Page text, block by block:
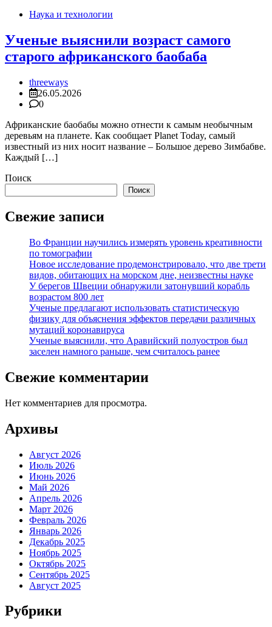
Наука и технологии
Ученые выяснили возраст самого
старого африканского баобаба
threeways
26.05.2026
0
Африканские баобабы можно отнести к самым необычным
деревьям на планете. Как сообщает Planet Today, самый
известный из них носит название – Большое дерево Зимбабве.
Каждый […]
Поиск
Поиск
Свежие записи
Во Франции научились измерять уровень креативности
по томографии
Новое исследование продемонстрировало, что две трети
видов, обитающих на морском дне, неизвестны науке
У берегов Швеции обнаружили затонувший корабль
возрастом 800 лет
Ученые предлагают использовать статистическую
физику для объяснения эффектов передачи различных
мутаций коронавируса
Ученые выяснили, что Аравийский полуостров был
заселен намного раньше, чем считалось ранее
Свежие комментарии
Нет комментариев для просмотра.
Архивы
Август 2026
Июль 2026
Июнь 2026
Май 2026
Апрель 2026
Март 2026
Февраль 2026
Январь 2026
Декабрь 2025
Ноябрь 2025
Октябрь 2025
Сентябрь 2025
Август 2025
Рубрики